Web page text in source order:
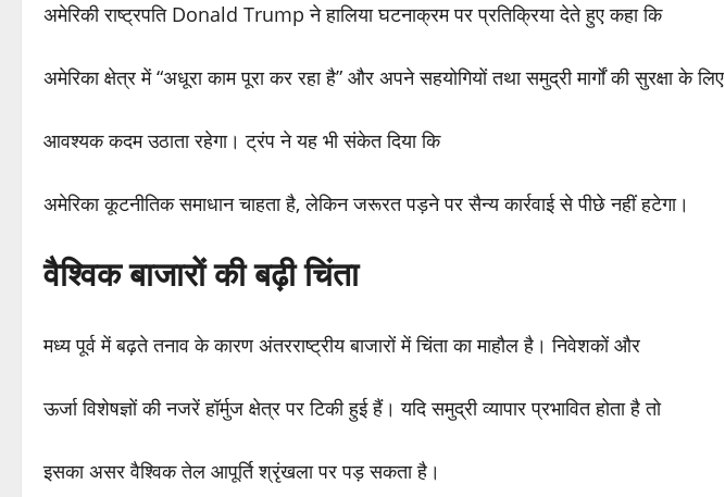
अमेरिकी राष्ट्रपति Donald Trump ने हालिया घटनाक्रम पर प्रतिक्रिया देते हुए कहा कि
अमेरिका क्षेत्र में “अधूरा काम पूरा कर रहा है” और अपने सहयोगियों तथा समुद्री मार्गों की सुरक्षा के लिए
आवश्यक कदम उठाता रहेगा। ट्रंप ने यह भी संकेत दिया कि
अमेरिका कूटनीतिक समाधान चाहता है, लेकिन जरूरत पड़ने पर सैन्य कार्रवाई से पीछे नहीं हटेगा।
वैश्विक बाजारों की बढ़ी चिंता
मध्य पूर्व में बढ़ते तनाव के कारण अंतरराष्ट्रीय बाजारों में चिंता का माहौल है। निवेशकों और
ऊर्जा विशेषज्ञों की नजरें हॉर्मुज क्षेत्र पर टिकी हुई हैं। यदि समुद्री व्यापार प्रभावित होता है तो
इसका असर वैश्विक तेल आपूर्ति श्रृंखला पर पड़ सकता है।